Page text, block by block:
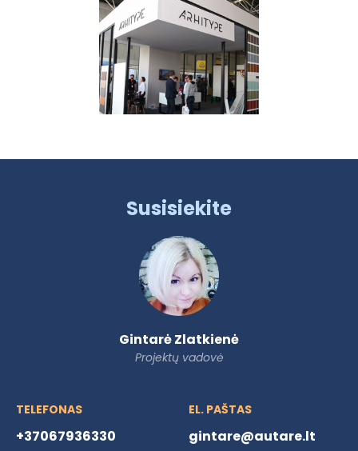
Susisiekite
Gintarė Zlatkienė
Projektų vadovė
TELEFONAS
+37067936330
EL. PAŠTAS
gintare@autare.lt